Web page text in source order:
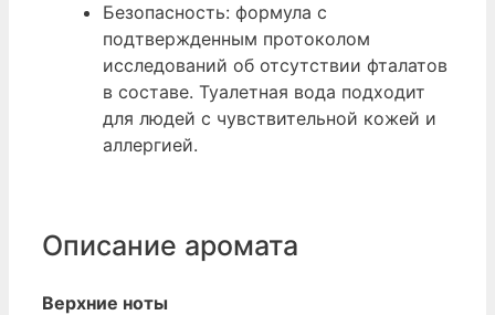
Безопасность: формула с
подтвержденным протоколом
исследований об отсутствии фталатов
в составе. Туалетная вода подходит
для людей с чувствительной кожей и
аллергией.
Описание аромата
Верхние ноты